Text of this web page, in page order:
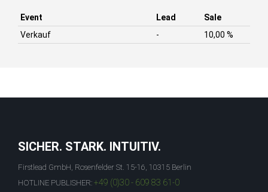
Event Lead
Sale
Verkauf
- 10,00 %
SICHER. STARK. INTUITIV.
Firstlead GmbH, Rosenfelder St. 15-16, 10315 Berlin
HOTLINE PUBLISHER: +49 (0)30 - 609 83 61-0